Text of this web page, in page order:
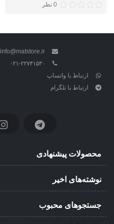
0 نظر
info@matstore.ir
۰۲۱-۲۲۷۴۱۵۳۰
ارتباط با واتساپ
ارتباط با تلگرام
محصولات پیشنهادی
نوشته‌های اخیر
جستجوهای محبوب